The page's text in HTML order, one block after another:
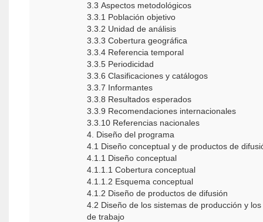
3.3 Aspectos metodológicos
3.3.1 Población objetivo
3.3.2 Unidad de análisis
3.3.3 Cobertura geográfica
3.3.4 Referencia temporal
3.3.5 Periodicidad
3.3.6 Clasificaciones y catálogos
3.3.7 Informantes
3.3.8 Resultados esperados
3.3.9 Recomendaciones internacionales
3.3.10 Referencias nacionales
4. Diseño del programa
4.1 Diseño conceptual y de productos de
4.1.1 Diseño conceptual
4.1.1.1 Cobertura conceptual
4.1.1.2 Esquema conceptual
4.1.2 Diseño de productos de difusión
4.2 Diseño de los sistemas de producción y los
de trabajo